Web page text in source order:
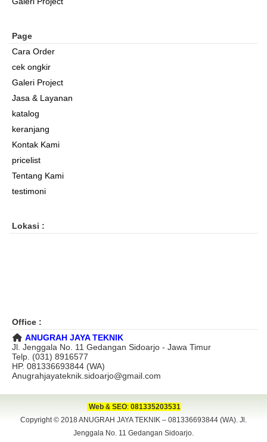
Page
Cara Order
cek ongkir
Galeri Project
Jasa & Layanan
katalog
keranjang
Kontak Kami
pricelist
Tentang Kami
testimoni
Lokasi :
Office :
ANUGRAH JAYA TEKNIK
Jl. Jenggala No. 11 Gedangan Sidoarjo - Jawa Timur
Telp. (031) 8916577
HP. 081336693844 (WA)
Anugrahjayateknik.sidoarjo@gmail.com
Web& SEO: 081335203531
Copyright © 2018ANUGRAH JAYA TEKNIK – 081336693844 (WA). Jl.
Jenggala No. 11 Gedangan Sidoarjo.